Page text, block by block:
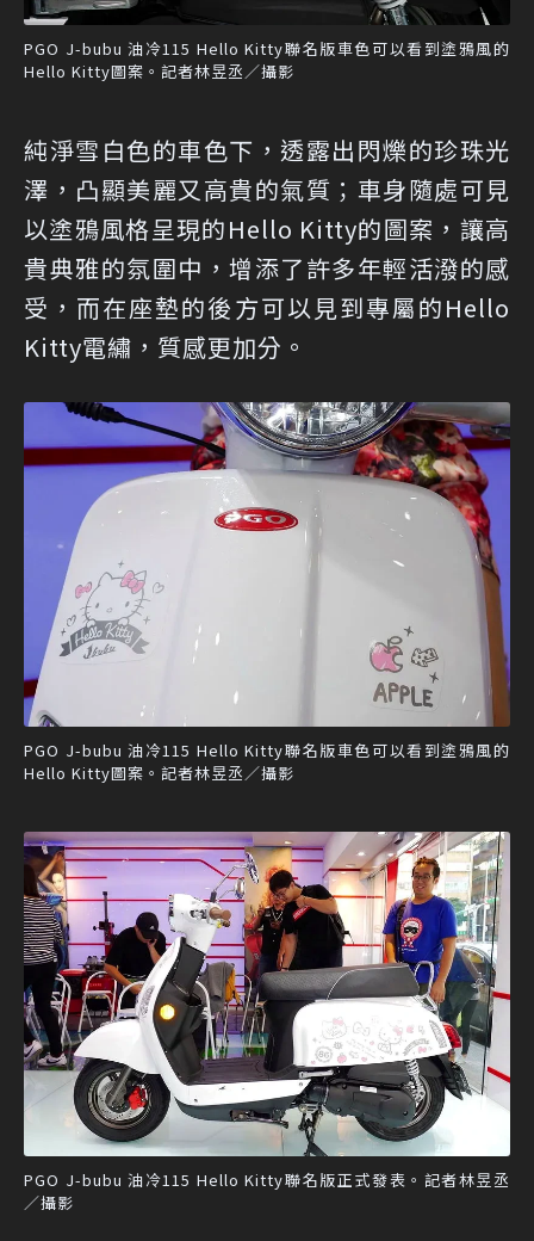
PGO J-bubu 油冷115 Hello Kitty聯名版車色可以看到塗鴉風的
Hello Kitty圖案。記者林昱丞／攝影
純淨雪白色的車色下，透露出閃爍的珍珠光
澤，凸顯美麗又高貴的氣質；車身隨處可見
以塗鴉風格呈現的Hello Kitty的圖案，讓高
貴典雅的氛圍中，增添了許多年輕活潑的感
受，而在座墊的後方可以見到專屬的Hello
Kitty電繡，質感更加分。
PGO J-bubu 油冷115 Hello Kitty聯名版車色可以看到塗鴉風的
Hello Kitty圖案。記者林昱丞／攝影
PGO J-bubu 油冷115 Hello Kitty聯名版正式發表。記者林昱丞
／攝影